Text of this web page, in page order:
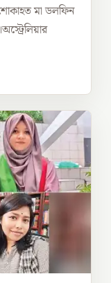
মা ডলফিন